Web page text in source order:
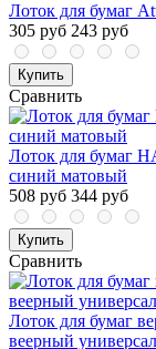
Лоток для бумаг
305 руб 243 руб
Купить
Сравнить
Лоток для бумаг
синий матовый
508 руб 344 руб
Купить
Сравнить
Лоток для бумаг
веерный